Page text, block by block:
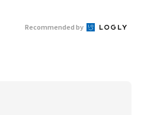
Recommended by